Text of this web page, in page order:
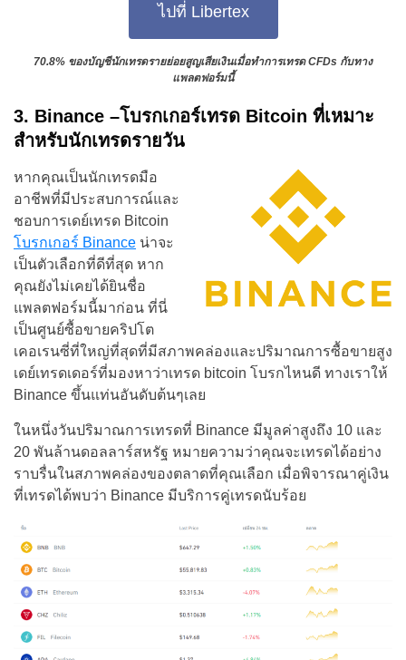
ไปที่ Libertex
70.8% ของบัญชีนักเทรดรายย่อยสูญเสียเงินเมื่อทำการเทรด CFDs กับทาง
แพลตฟอร์มนี้
3. Binance –โบรกเกอร์เทรด Bitcoin ที่เหมาะ
สำหรับนักเทรดรายวัน
หากคุณเป็นนักเทรดมือ
อาชีพที่มีประสบการณ์และ
ชอบการเดย์เทรด Bitcoin
โบรกเกอร์ Binance น่าจะ
เป็นตัวเลือกที่ดีที่สุด หาก
คุณยังไม่เคยได้ยินชื่อ
แพลตฟอร์มนี้มาก่อน ที่นี่
เป็นศูนย์ซื้อขายคริปโต
เคอเรนซี่ที่ใหญ่ที่สุดที่มีสภาพคล่องและปริมาณการซื้อขายสูง
เดย์เทรดเดอร์ที่มองหาว่าเทรด bitcoin โบรกไหนดี ทางเราให้
Binance ขึ้นแท่นอันดับต้นๆเลย
ในหนึ่งวันปริมาณการเทรดที่ Binance มีมูลค่าสูงถึง 10 และ
20 พันล้านดอลลาร์สหรัฐ หมายความว่าคุณจะเทรดได้อย่าง
ราบรื่นในสภาพคล่องของตลาดที่คุณเลือก เมื่อพิจารณาคู่เงิน
ที่เทรดได้พบว่า Binance มีบริการคู่เทรดนับร้อย